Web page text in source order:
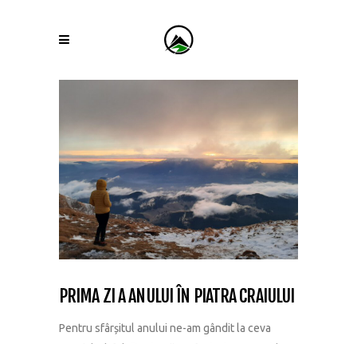
PRIMA ZI A ANULUI ÎN PIATRA CRAIULUI
Pentru sfârșitul anului ne-am gândit la ceva